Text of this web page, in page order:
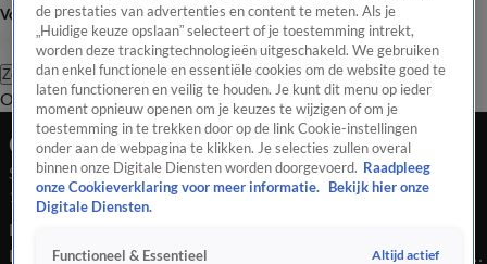
Volg Hart van Nederland
Zoeken
OverzichtRegioUitzendingenWeerTip de redactiePanelVideo's
Ochtend Editie
Seizoen 2025, aflevering 4016
14 sep 2025, 09:15
Bekijk aflevering 4016 van Hart van Nederland - Ochtend
Editie uit seizoen 2025 hier. Deze aflevering is uitgezonden op
de prestaties van advertenties en content te meten. Als je
„Huidige keuze opslaan” selecteert of je toestemming intrekt,
worden deze trackingtechnologieën uitgeschakeld. We gebruiken
dan enkel functionele en essentiële cookies om de website goed te
laten functioneren en veilig te houden. Je kunt dit menu op ieder
moment opnieuw openen om je keuzes te wijzigen of om je
toestemming in te trekken door op de link Cookie-instellingen
onder aan de webpagina te klikken. Je selecties zullen overal
binnen onze Digitale Diensten worden doorgevoerd. Raadpleeg
onze Cookieverklaring voor meer informatie.
Bekijk hier onze
Digitale Diensten.
Functioneel & Essentieel Altijd actief